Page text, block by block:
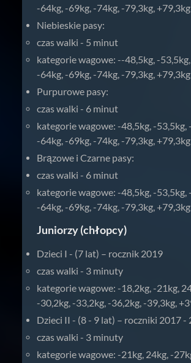
-64kg, -69kg, -74kg, -79,3kg, +79,3kg
Niebieskie pasy:
czas walki - 5 minut
kategorie wagowe: --48,5kg, -
-64kg, -69kg, -74kg, -79,3kg, +79,3kg
Purpurowe pasy:
czas walki - 6 minut
kategorie wagowe: -48,5kg, -53,5kg,
-64kg, -69kg, -74kg, -79,3kg, +79,3kg
Brązowe i Czarne pasy:
czas walki - 6 minut
kategorie wagowe: -48,5kg, -53,5kg,
-64kg, -69kg, -74kg, -79,3kg, +79,3kg
Juniorzy (chłopcy)
Dzieci I - (7 lat) – rocznik 2019
czas walki - 3 minuty
kategorie wagowe: -18,2kg, -21kg,
-30,2kg, -33,2kg, -36,2kg, -39,3kg,
Dzieci II - (8 - 9 lat) – roczniki 2017 -
czas walki - 3 minuty
kategorie wagowe: -21kg, 24kg, -